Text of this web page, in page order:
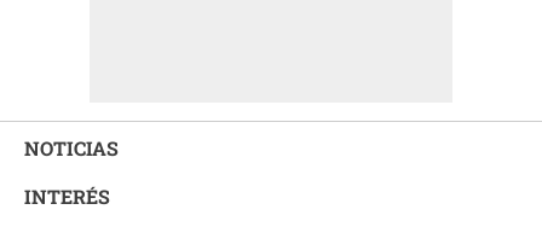
NOTICIAS
INTERÉS